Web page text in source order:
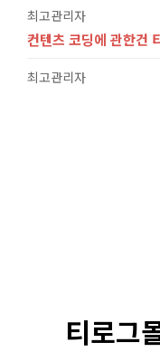
최고관리자
컨텐츠 코딩에 관한건
최고관리자
티로그